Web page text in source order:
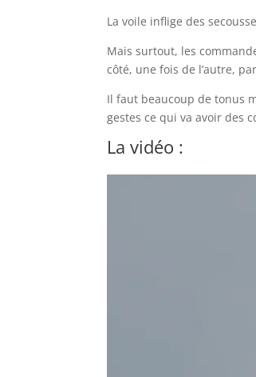
La voile inflige des
Mais surtout, les
côté, une fois de l’autre,
Il faut beaucoup de tonus
gestes ce qui va avoir des
La vidéo :